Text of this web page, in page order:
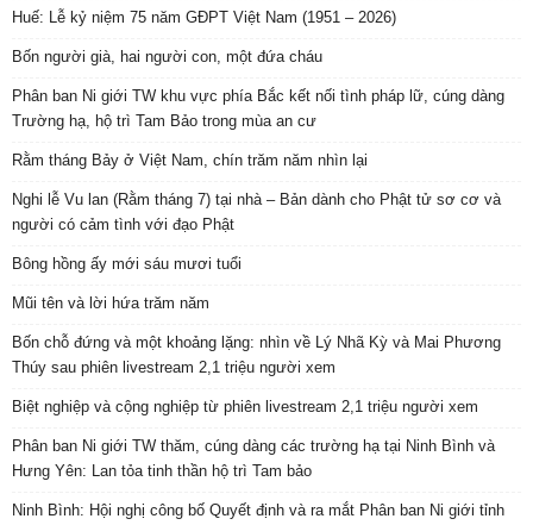
Huế: Lễ kỷ niệm 75 năm GĐPT Việt Nam (1951 – 2026)
Bốn người già, hai người con, một đứa cháu
Phân ban Ni giới TW khu vực phía Bắc kết nối tình pháp lữ, cúng dàng
Trường hạ, hộ trì Tam Bảo trong mùa an cư
Rằm tháng Bảy ở Việt Nam, chín trăm năm nhìn lại
Nghi lễ Vu lan (Rằm tháng 7) tại nhà – Bản dành cho Phật tử sơ cơ và
người có cảm tình với đạo Phật
Bông hồng ấy mới sáu mươi tuổi
Mũi tên và lời hứa trăm năm
Bốn chỗ đứng và một khoảng lặng: nhìn về Lý Nhã Kỳ và Mai Phương
Thúy sau phiên livestream 2,1 triệu người xem
Biệt nghiệp và cộng nghiệp từ phiên livestream 2,1 triệu người xem
Phân ban Ni giới TW thăm, cúng dàng các trường hạ tại Ninh Bình và
Hưng Yên: Lan tỏa tinh thần hộ trì Tam bảo
Ninh Bình: Hội nghị công bố Quyết định và ra mắt Phân ban Ni giới tỉnh